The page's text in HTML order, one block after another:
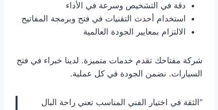
دقة في التشخيص وسرعة في الأداء
استخدام أحدث التقنيات في فتح وبرمجة المفاتيح
الالتزام بمعايير الجودة العالمية
شركة مفتاحك تقدم خدمات متميزة. لدينا خبراء في فتح
السيارات. نضمن الجودة في كل عملية.
“الثقة في اختيار الفني المناسب تعني راحة البال